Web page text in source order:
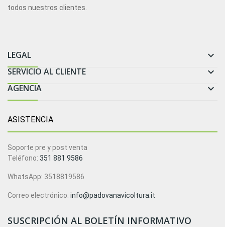
todos nuestros clientes.
LEGAL 
SERVICIO AL CLIENTE 
AGENCIA 
ASISTENCIA
Soporte pre y post venta
Teléfono: 351 881 9586
WhatsApp: 3518819586
Correo electrónico: info@padovanavicoltura.it
SUSCRIPCIÓN AL BOLETÍN INFORMATIVO